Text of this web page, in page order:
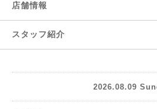
店舗情報
スタッフ紹介
2026.08.09